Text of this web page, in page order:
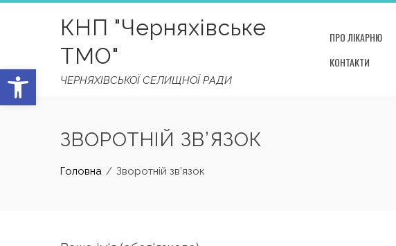
КНП "Черняхівське
ТМО"
ЧЕРНЯХІВСЬКОЇ СЕЛИЩНОЇ РАДИ
ПРО ЛІКАРНЮ
КОНТАКТИ
ЗВОРОТНІЙ ЗВ’ЯЗОК
Головна Зворотній зв’язок
Відкрити Панель інструментів